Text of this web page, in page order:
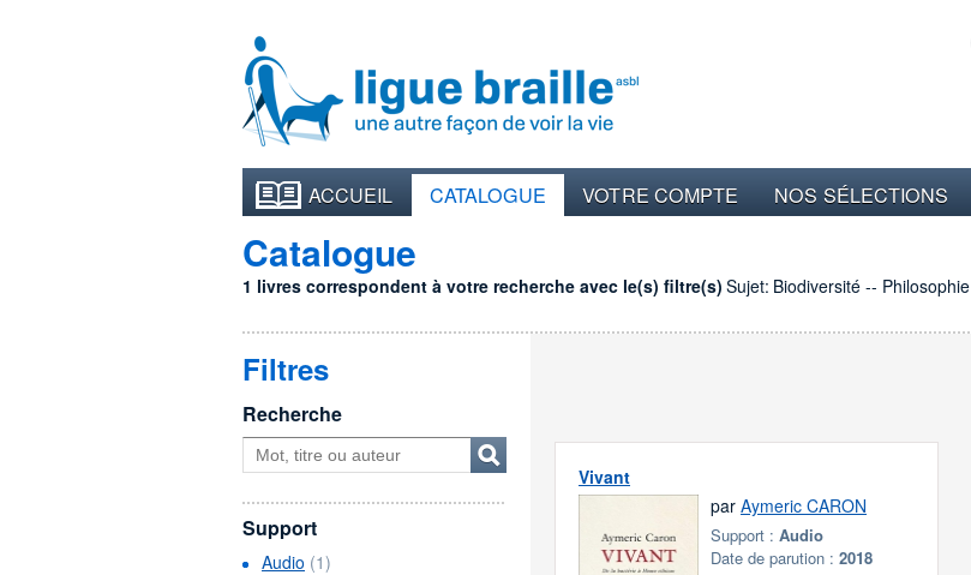
ACCUEIL CATALOGUE VOTRE COMPTE NOS SÉLECTIONS
Catalogue
1 livres correspondent à votre recherche avec le(s) filtre(s) Sujet: Biodiversité -- Philosophie
Vivant
parAymeric CARON
Support :Audio
Date de parution :2018
Filtres
Recherche
Support
Audio (1)